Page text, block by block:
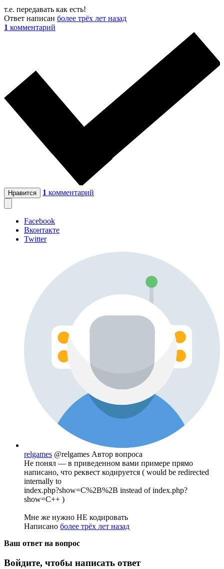
т.е. передавать как есть!
Ответ написан более трёх лет назад
1 комментарий
Нравится 1 комментарий
Facebook
Вконтакте
Twitter
relgames @relgames Автор вопроса
Не понял — в приведенном вами примере прямо
написано, что реквест кодируется ( would be redirected
internally to
index.php?show=C%2B%2B instead of index.php?
show=C++ )
Мне же нужно НЕ кодировать
Написано более трёх лет назад
Ваш ответ на вопрос
Войдите, чтобы написать ответ